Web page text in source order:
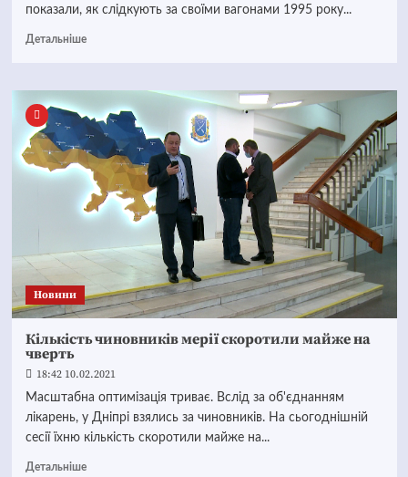
показали, як слідкують за своїми вагонами 1995 року...
Детальніше
Новини
Кількість чиновників мерії скоротили майже на
чверть
18:42 10.02.2021
Масштабна оптимізація триває. Вслід за об'єднанням
лікарень, у Дніпрі взялись за чиновників. На сьогоднішній
сесії їхню кількість скоротили майже на...
Детальніше